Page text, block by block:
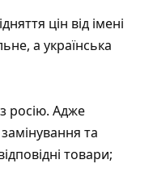
цін від імені
а українська
росію. Адже
та
товари;